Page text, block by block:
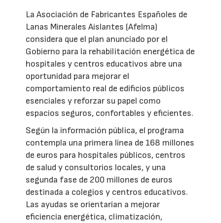
La Asociación de Fabricantes Españoles de
Lanas Minerales Aislantes (Afelma)
considera que el plan anunciado por el
Gobierno para la rehabilitación energética de
hospitales y centros educativos abre una
oportunidad para mejorar el
comportamiento real de edificios públicos
esenciales y reforzar su papel como
espacios seguros, confortables y eficientes.
Según la información pública, el programa
contempla una primera línea de 168 millones
de euros para hospitales públicos, centros
de salud y consultorios locales, y una
segunda fase de 200 millones de euros
destinada a colegios y centros educativos.
Las ayudas se orientarían a mejorar
eficiencia energética, climatización,